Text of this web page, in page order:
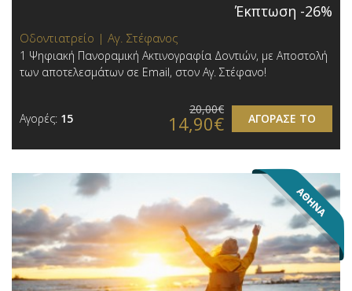
Έκπτωση -26%
Οδοντιατρείο | Αγ. Στέφανος
1 Ψηφιακή Πανοραμική Ακτινογραφία Δοντιών, με Αποστολή
των αποτελεσμάτων σε Email, στον Αγ. Στέφανο!
Αγορές: 15 ΑΓΟΡΑΣΕ ΤΟ
20,00€
14,90€